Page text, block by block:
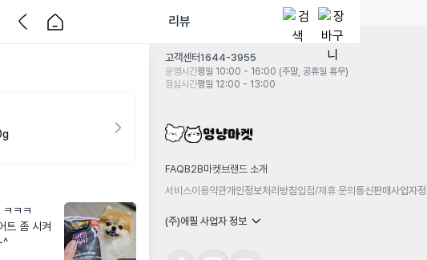
리뷰
ㅋㅋ
트 좀 시켜
고객센터1644-3955
운영시간평일 10:00 - 16:00 (주말, 공휴일 휴무)
점심시간평일 12:00 - 13:00
FAQB2B마켓 브랜드 소개
서비스이용약관개인정보처리방침입점/제휴 문의통신판매사업자
(주)에필 사업자 정보